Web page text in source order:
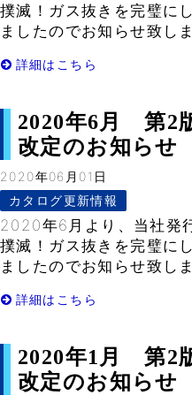
撲滅！ガス抜きを完璧に
ましたのでお知らせ致し
詳細はこちら
2020年6月 第2
改定のお知らせ
2020年06月01日
カタログ更新情報
2020年6月より、当社発
撲滅！ガス抜きを完璧に
ましたのでお知らせ致し
詳細はこちら
2020年1月 第2
改定のお知らせ